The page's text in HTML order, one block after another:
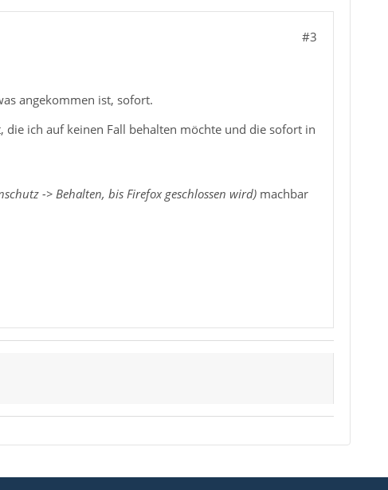
#3
angekommen ist, sofort.
ich auf keinen Fall behalten möchte und die sofort in
-> Behalten, bis Firefox geschlossen wird)machbar